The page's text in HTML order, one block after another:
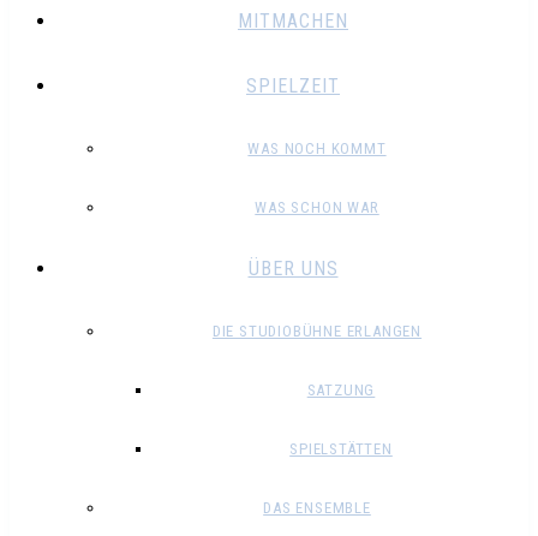
MITMACHEN
SPIELZEIT
WAS NOCH KOMMT
WAS SCHON WAR
ÜBER UNS
DIE STUDIOBÜHNE ERLANGEN
SATZUNG
SPIELSTÄTTEN
DAS ENSEMBLE